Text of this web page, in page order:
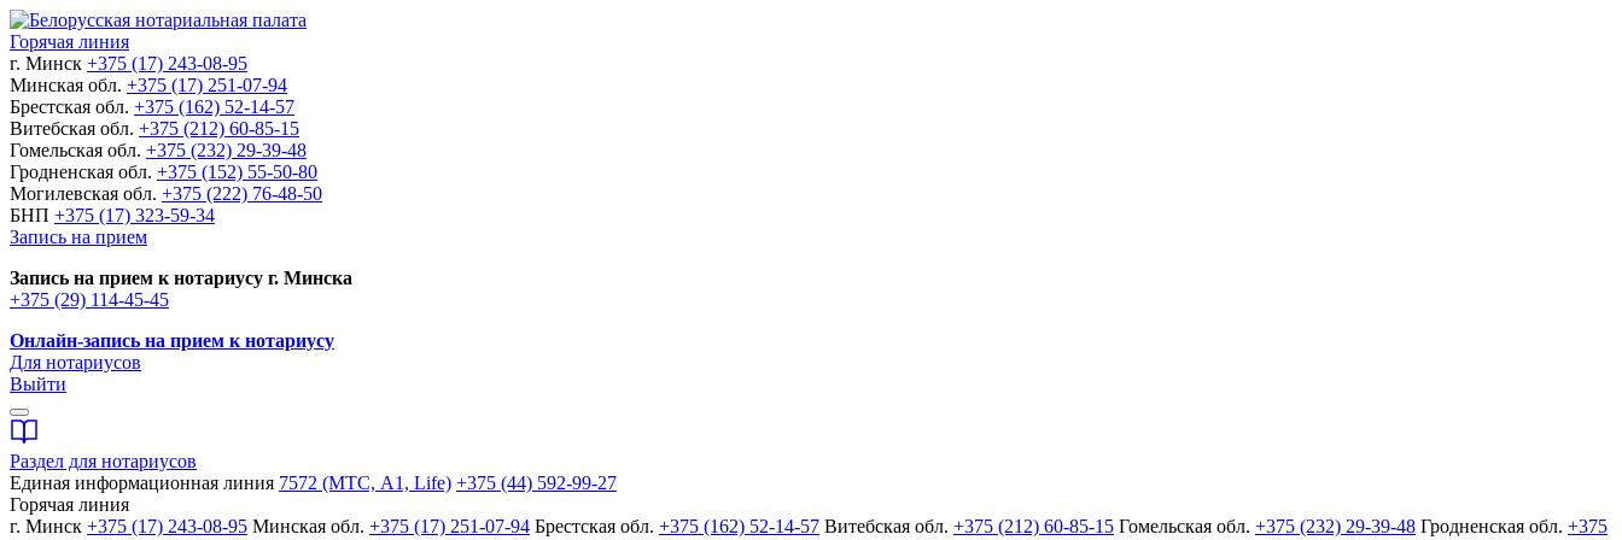
Горячая линия
г. Минск +375 (17) 243-08-95
Минская обл. +375 (17) 251-07-94
Брестская обл. +375 (162) 52-14-57
Витебская обл. +375 (212) 60-85-15
Гомельская обл. +375 (232) 29-39-48
Гродненская обл. +375 (152) 55-50-80
Могилевская обл. +375 (222) 76-48-50
БНП +375 (17) 323-59-34
Запись на прием
Запись на прием к нотариусу г. Минска
+375 (29) 114-45-45
Онлайн-запись на прием к нотариусу
Для нотариусов
Выйти
Раздел для нотариусов
Единая информационная линия 7572 (МТС, A1, Life) +375 (44) 592-99-27
Горячая линия
г. Минск +375 (17) 243-08-95 Минская обл. +375 (17) 251-07-94 Брестская обл. +375 (162) 52-14-57 Витебская обл. +375 (212) 60-85-15 Гомельская обл. +375 (232) 29-39-48 Гродненская обл. +375